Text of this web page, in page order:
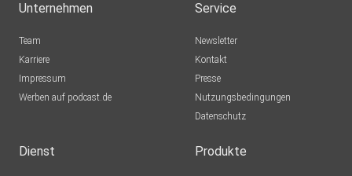
Unternehmen
Team
Karriere
Impressum
Werben auf podcast.de
Service
Newsletter
Kontakt
Presse
Nutzungsbedingungen
Datenschutz
Dienst Produkte